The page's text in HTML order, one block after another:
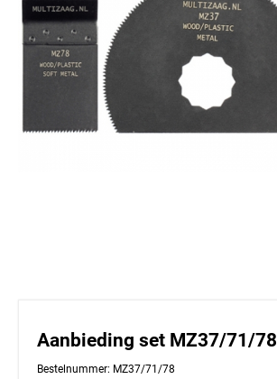
Aanbieding set MZ37/71/78
Bestelnummer: MZ37/71/78